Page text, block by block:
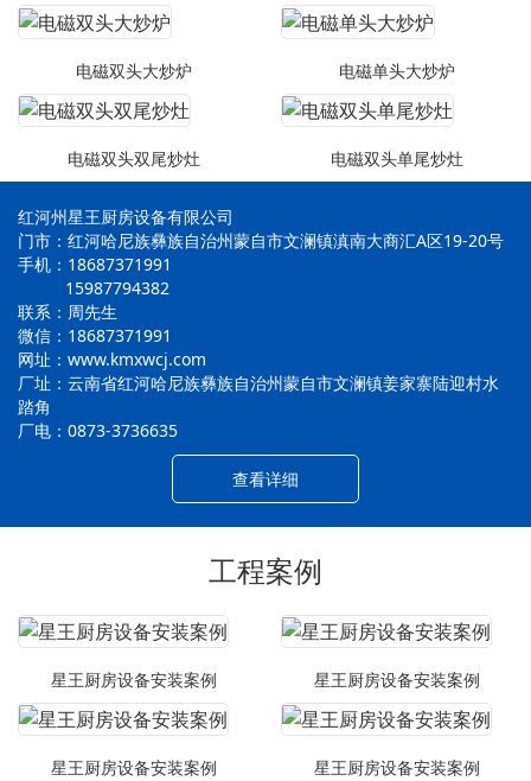
电磁双头大炒炉 电磁单头大炒炉
电磁双头双尾炒灶 电磁双头单尾炒灶
红河州星王厨房设备有限公司
门市：红河哈尼族彝族自治州蒙自市文澜镇滇南大商汇A区19-20号
手机：18687371991
15987794382
联系：周先生
微信：18687371991
网址：www.kmxwcj.com
厂址：云南省红河哈尼族彝族自治州蒙自市文澜镇姜家寨陆迎村水
踏角
厂电：0873-3736635
查看详细
工程案例
星王厨房设备安装案例 星王厨房设备安装案例
星王厨房设备安装案例 星王厨房设备安装案例